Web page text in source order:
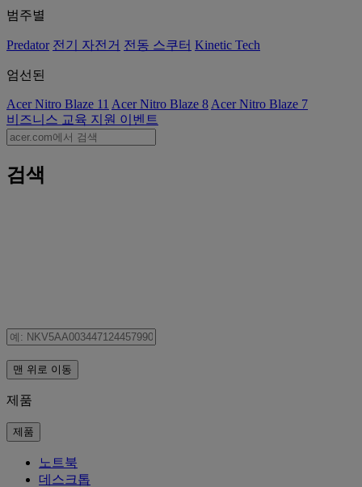
범주별
Predator 전기 자전거 전동 스쿠터 Kinetic Tech
엄선된
Acer Nitro Blaze 11 Acer Nitro Blaze 8 Acer Nitro Blaze 7
비즈니스 교육 지원 이벤트
검색
맨 위로 이동
제품
제품
노트북
데스크톱